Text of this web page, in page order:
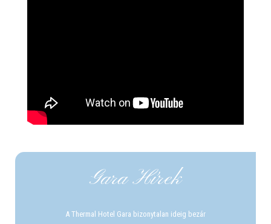
Gara Hírek
A Thermal Hotel Gara bizonytalan ideig bezár